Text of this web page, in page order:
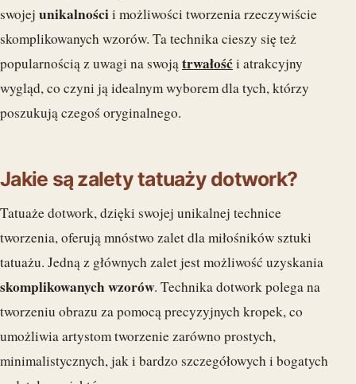
swojej unikalnościi możliwości tworzenia rzeczywiście
skomplikowanych wzorów. Ta technika cieszy się też
popularnością z uwagi na swojątrwałośći atrakcyjny
wygląd, co czyni ją idealnym wyborem dla tych, którzy
poszukują czegoś oryginalnego.
Jakie są zalety tatuaży dotwork?
Tatuaże dotwork, dzięki swojej unikalnej technice
tworzenia, oferują mnóstwo zalet dla miłośników sztuki
tatuażu. Jedną z głównych zalet jest możliwość uzyskania
skomplikowanych wzorów. Technika dotwork polega na
tworzeniu obrazu za pomocą precyzyjnych kropek, co
umożliwia artystom tworzenie zarówno prostych,
minimalistycznych, jak i bardzo szczegółowych i bogatych